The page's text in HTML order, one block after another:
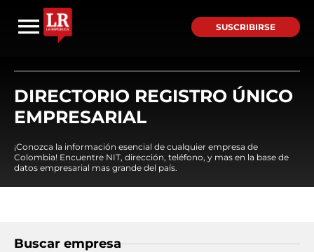
SUSCRIBIRSE
DIRECTORIO REGISTRO ÚNICO
EMPRESARIAL
¡Conozca la información esencial de cualquier empresa de
Colombia! Encuentre NIT, dirección, teléfono, y mas en la base de
datos empresarial mas grande del país.
Buscar empresa